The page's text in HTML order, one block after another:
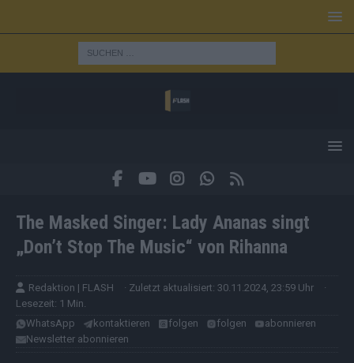
The Masked Singer: Lady Ananas singt
„Don’t Stop The Music“ von Rihanna
Redaktion | FLASH · Zuletzt aktualisiert: 30.11.2024, 23:59 Uhr
·
Lesezeit: 1 Min.
WhatsApp
kontaktieren folgen folgen
abonnieren
Newsletter abonnieren